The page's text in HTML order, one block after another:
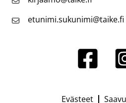
etunimi.sukunimi@taike.fi
Evästeet